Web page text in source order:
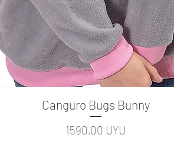
Vista rápida
Canguro Bugs Bunny
Precio
1590,00 UYU